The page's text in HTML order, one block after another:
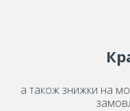
а також знижки на